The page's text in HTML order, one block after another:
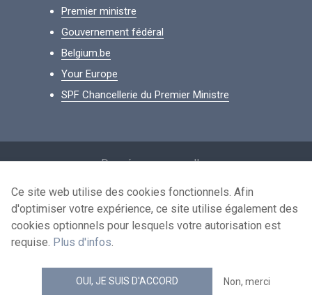
Premier ministre
Gouvernement fédéral
Belgium.be
Your Europe
SPF Chancellerie du Premier Ministre
Données personnelles
Conditions de réutilisation
Contactez-nous
news.belgium flux RSS
© 2026 - news.belgium.be
Ce site web utilise des cookies fonctionnels. Afin
d'optimiser votre expérience, ce site utilise également des
cookies optionnels pour lesquels votre autorisation est
requise. Plus d'infos.
OUI, JE SUIS D'ACCORD Non, merci